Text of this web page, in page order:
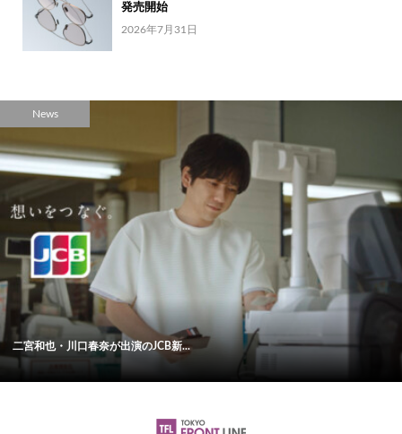
発売開始
2026年7月31日
News
二宮和也・川口春奈が出演のJCB新...